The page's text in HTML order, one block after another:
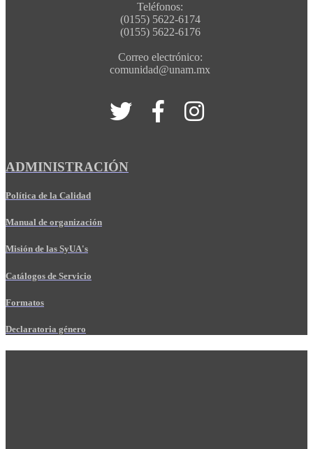
Teléfonos:
(0155) 5622-6174
(0155) 5622-6176
Correo electrónico:
comunidad@unam.mx
ADMINISTRACIÓN
Política de la Calidad
Manual de organización
Misión de las SyUA's
Catálogos de Servicio
Formatos
Declaratoria género